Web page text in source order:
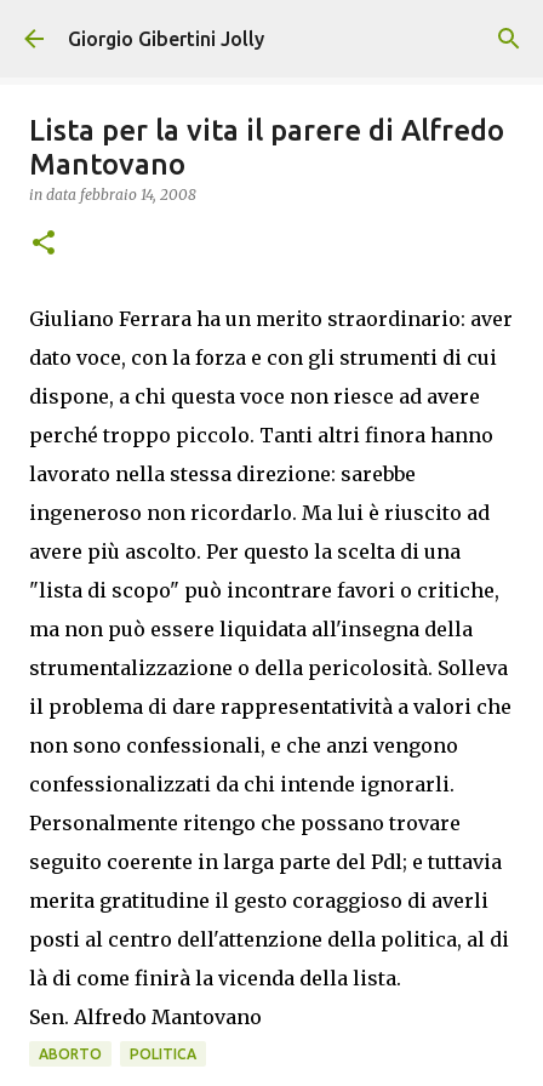
Passa ai contenuti principali
Giorgio Gibertini Jolly
Lista per la vita il parere di Alfredo
Mantovano
in data febbraio 14, 2008
Giuliano Ferrara ha un merito straordinario: aver
dato voce, con la forza e con gli strumenti di cui
dispone, a chi questa voce non riesce ad avere
perché troppo piccolo. Tanti altri finora hanno
lavorato nella stessa direzione: sarebbe
ingeneroso non ricordarlo. Ma lui è riuscito ad
avere più ascolto. Per questo la scelta di una
"lista di scopo" può incontrare favori o critiche,
ma non può essere liquidata all'insegna della
strumentalizzazione o della pericolosità. Solleva
il problema di dare rappresentatività a valori che
non sono confessionali, e che anzi vengono
confessionalizzati da chi intende ignorarli.
Personalmente ritengo che possano trovare
seguito coerente in larga parte del Pdl; e tuttavia
merita gratitudine il gesto coraggioso di averli
posti al centro dell'attenzione della politica, al di
là di come finirà la vicenda della lista.
Sen. Alfredo Mantovano
ABORTO POLITICA